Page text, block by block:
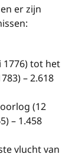
er zijn
tot het
– 2.618
(12
– 1.458
vlucht van